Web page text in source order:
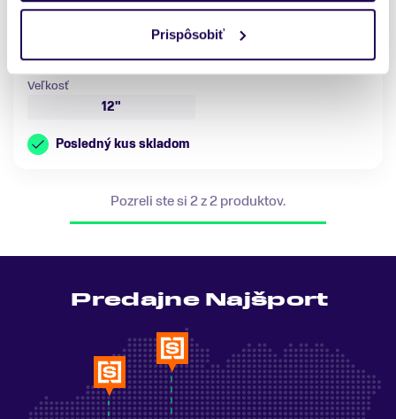
Prispôsobiť
Cyklistika
Hliník
Veľkosť
12"
Posledný kus skladom
Pozreli ste si 2 z 2 produktov.
Predajne Najšport